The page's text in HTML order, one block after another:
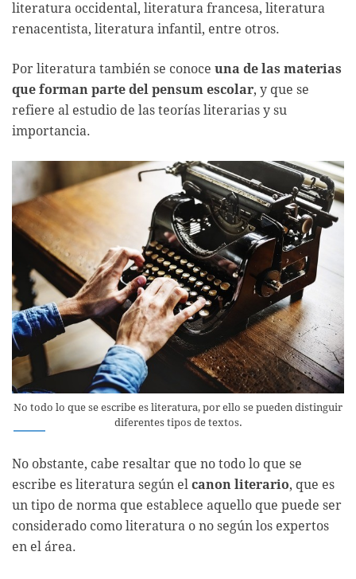
literatura occidental, literatura francesa, literatura
renacentista, literatura infantil, entre otros.
Por literatura también se conoce una de las materias
que forman parte del pensum escolar, y que se
refiere al estudio de las teorías literarias y su
importancia.
No todo lo que se escribe es literatura, por ello se pueden distinguir
diferentes tipos de textos.
No obstante, cabe resaltar que no todo lo que se
escribe es literatura según el canon literario, que es
un tipo de norma que establece aquello que puede ser
considerado como literatura o no según los expertos
en el área.